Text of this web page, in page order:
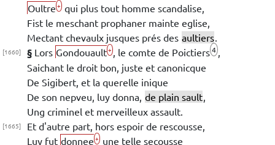
Oultre + qui plus tout homme scandalise,
Fist le meschant prophaner mainte eglise,
Mectant chevaulx jusques prés des aultiers
[1660] § Lors Gondouault+ , le comte de Poictiers4
Saichant le droit bon, juste et canonicque
De Sigibert , et la querelle inique
De son nepveu, luy donna, de plain sault
Ung criminel et merveilleux assault.
[1665]
Et d'autre part, hors espoir de rescousse,
Luy fut donnee + une telle secousse